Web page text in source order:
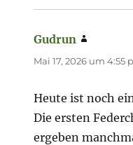
Gudrun
Mai 17, 2026 um 4:55
Heute ist noch
Die ersten
ergeben